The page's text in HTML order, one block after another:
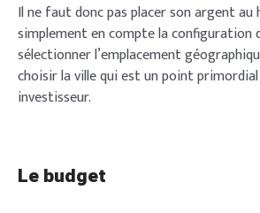
Il ne faut donc pas placer son argent au
simplement en compte la configuration
sélectionner l’emplacement
choisir la ville qui est un point
investisseur.
Le budget